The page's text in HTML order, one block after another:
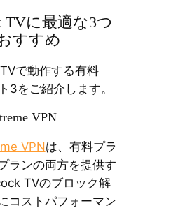
TVに最適な3つ
すすめ
で動作する有料
3をご紹介します。
VPN
VPNは、有料プラ
ランの両方を提供す
TVのブロック解
コストパフォーマン